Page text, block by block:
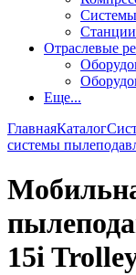
Системы
Станции
Отраслевые
Еще...
ГлавнаяКаталог
системы
15i